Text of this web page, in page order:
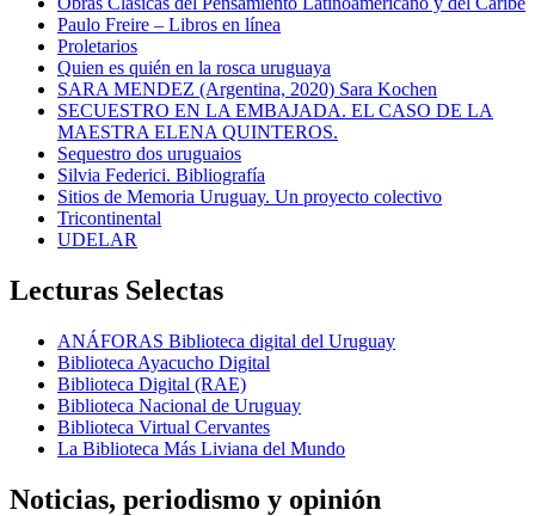
Paulo Freire – Libros en línea
Proletarios
Quien es quién en la rosca uruguaya
SARA MENDEZ (Argentina, 2020) Sara Kochen
SECUESTRO EN LA EMBAJADA. EL CASO DE LA
MAESTRA ELENA QUINTEROS.
Sequestro dos uruguaios
Silvia Federici. Bibliografía
Sitios de Memoria Uruguay. Un proyecto colectivo
Tricontinental
UDELAR
Lecturas Selectas
ANÁFORAS Biblioteca digital del Uruguay
Biblioteca Ayacucho Digital
Biblioteca Digital (RAE)
Biblioteca Nacional de Uruguay
Biblioteca Virtual Cervantes
La Biblioteca Más Liviana del Mundo
Noticias, periodismo y opinión